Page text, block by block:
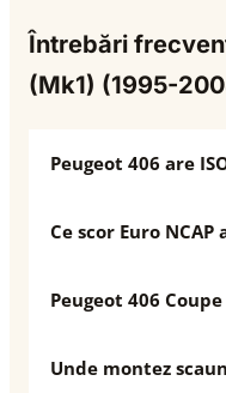
Întrebări
(Mk1) (1995-
Peugeot 406 are
Ce scor Euro NCAP
Peugeot 406 Coupe
Unde montez